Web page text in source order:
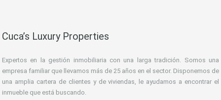
Cuca’s Luxury Properties
Expertos en la gestión inmobiliaria con una larga tradición. Somos una
empresa familiar que llevamos más de 25 años en el sector. Disponemos de
una amplia cartera de clientes y de viviendas, le ayudamos a encontrar el
inmueble que está buscando.